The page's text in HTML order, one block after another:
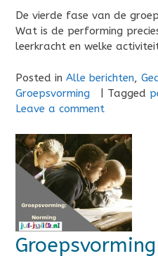
De vierde fase van de
Wat is de performing
leerkracht en welke
Posted in Alle berichten,
Groepsvorming
Tagged
Leave a comment